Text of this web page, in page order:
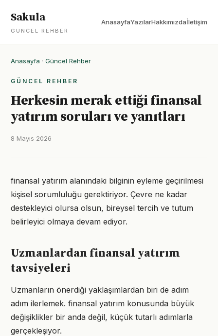
Sakula
GÜNCEL REHBER
AnasayfaYazılarHakkımızdaİletişim
Anasayfa · Güncel Rehber
GÜNCEL REHBER
Herkesin merak ettiği finansal
yatırım soruları ve yanıtları
8 Mayıs 2026
finansal yatırım alanındaki bilginin eyleme geçirilmesi
kişisel sorumluluğu gerektiriyor. Çevre ne kadar
destekleyici olursa olsun, bireysel tercih ve tutum
belirleyici olmaya devam ediyor.
Uzmanlardan finansal yatırım
tavsiyeleri
Uzmanların önerdiği yaklaşımlardan biri de adım
adım ilerlemek. finansal yatırım konusunda büyük
değişiklikler bir anda değil, küçük tutarlı adımlarla
gerçekleşiyor.